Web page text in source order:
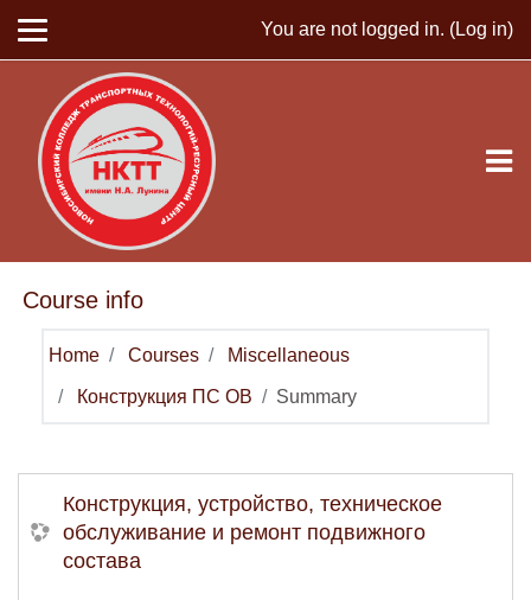
You are not logged in. (Log in)
Course info
Home Courses Miscellaneous
Конструкция ПС ОВ Summary
Конструкция, устройство, техническое
обслуживание и ремонт подвижного
состава